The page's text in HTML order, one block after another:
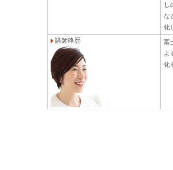
し
な
化
講師略歴
富
よ
化